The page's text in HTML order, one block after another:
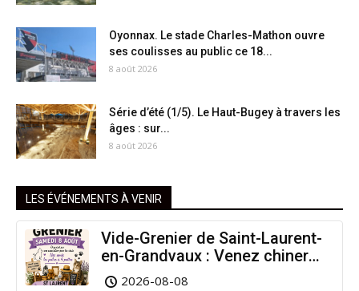
Oyonnax. Le stade Charles-Mathon ouvre
ses coulisses au public ce 18...
8 août 2026
Série d’été (1/5). Le Haut-Bugey à travers les
âges : sur...
8 août 2026
LES ÉVÉNEMENTS À VENIR
Vide-Grenier de Saint-Laurent-
en-Grandvaux : Venez chiner
pour la bonne cause !
2026-08-08